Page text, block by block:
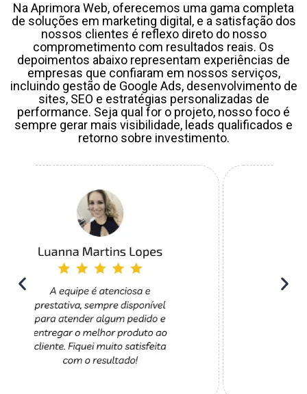
Na Aprimora Web, oferecemos uma gama completa
de soluções em marketing digital, e a satisfação dos
nossos clientes é reflexo direto do nosso
comprometimento com resultados reais. Os
depoimentos abaixo representam experiências de
empresas que confiaram em nossos serviços,
incluindo gestão de Google Ads, desenvolvimento de
sites, SEO e estratégias personalizadas de
performance. Seja qual for o projeto, nosso foco é
sempre gerar mais visibilidade, leads qualificados e
retorno sobre investimento.